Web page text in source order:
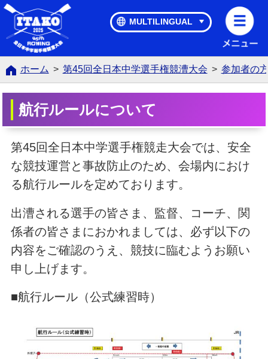
第45回全日本中学選手権競漕大会
MULTILINGUAL
ホーム > 第45回全日本中学選手権競漕大会 > 参加者の
航行ルールについて
第45回全日本中学選手権競走大会では、安全
な競技運営と事故防止のため、会場内におけ
る航行ルールを定めております。
出漕される選手の皆さま、監督、コーチ、関
係者の皆さまにおかれましては、必ず以下の
内容をご確認のうえ、競技に臨むようお願い
申し上げます。
■航行ルール（公式練習時）